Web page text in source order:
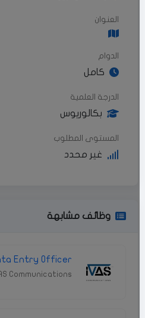
العنوان
الدوام
كامل
الدرجة العلمية
بكالوريوس
المستوى المطلوب
غير محدد
وظائف مشابهة
Entry Officer
Communications